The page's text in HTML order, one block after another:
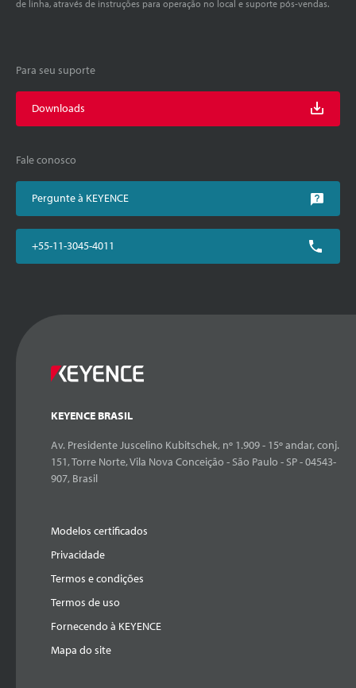
de linha, através de instruções para operação no local e suporte pós-vendas.
Para seu suporte
Downloads
Fale conosco
Pergunte à KEYENCE
+55-11-3045-4011
KEYENCE BRASIL
Av. Presidente Juscelino Kubitschek, nº 1.909 - 15º andar, conj.
151, Torre Norte, Vila Nova Conceição - São Paulo - SP - 04543-
907, Brasil
Modelos certificados
Privacidade
Termos e condições
Termos de uso
Fornecendo à KEYENCE
Mapa do site